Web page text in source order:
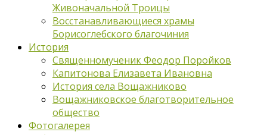
Живоначальной Троицы
Восстанавливающиеся храмы
Борисоглебского благочиния
История
Священномученик Феодор Поройков
Капитонова Елизавета Ивановна
История села Вощажниково
Вощажниковское благотворительное
общество
Фотогалерея